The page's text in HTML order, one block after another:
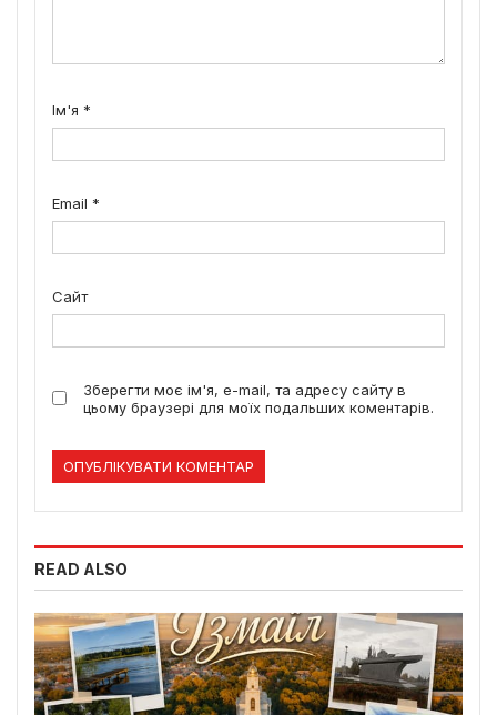
Ім'я *
Email *
Сайт
Зберегти моє ім'я, e-mail, та адресу сайту в
цьому браузері для моїх подальших коментарів.
READ ALSO